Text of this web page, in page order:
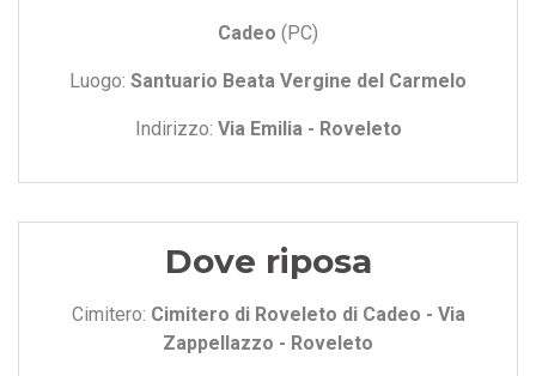
Cadeo (PC)
Luogo: Santuario Beata Vergine del Carmelo
Indirizzo: Via Emilia - Roveleto
Dove riposa
Cimitero: Cimitero di Roveleto di Cadeo - Via
Zappellazzo - Roveleto